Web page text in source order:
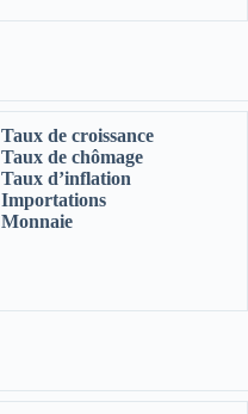
Taux de croissance
Taux de chômage
Taux d’inflation
Importations
Monnaie